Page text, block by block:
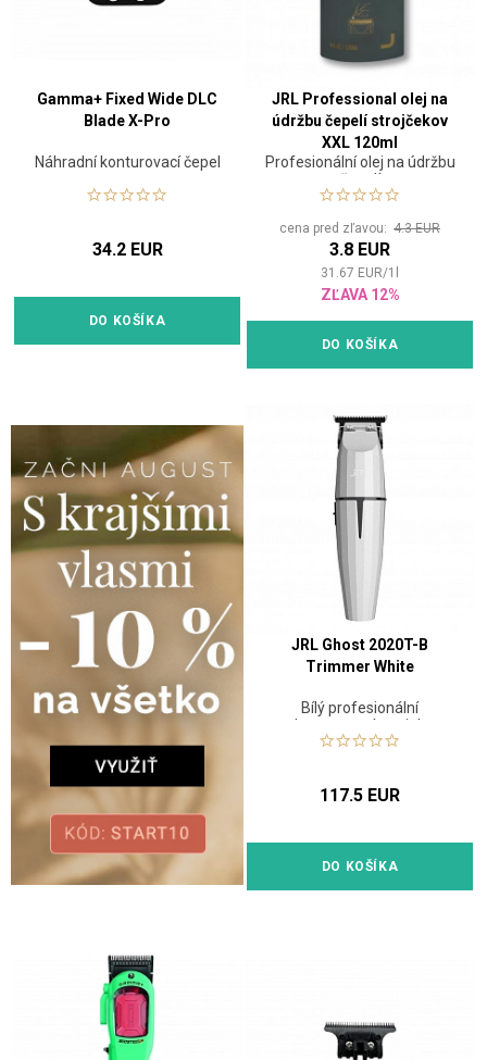
Gamma+ Fixed Wide DLC
Blade X-Pro
Náhradní konturovací čepel
34.2 EUR
DO KOŠÍKA
JRL Professional olej na
údržbu čepelí strojčekov
XXL 120ml
Profesionální olej na údržbu
čepelí
cena pred zľavou: 4.3 EUR
3.8 EUR
31.67 EUR/1
ZĽAVA 12%
DO KOŠÍKA
JRL Ghost 2020T-B
Trimmer White
Bílý profesionální
konturovací strojek
117.5 EUR
DO KOŠÍKA